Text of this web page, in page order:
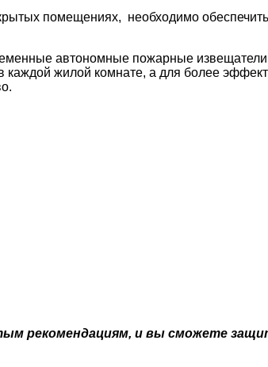
помещениях, необходимо
автономные пожарные
каждой жилой комнате, а для более
рекомендациям, и вы сможете